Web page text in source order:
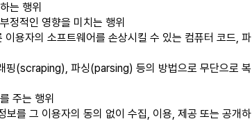
는 행위
정적인 영향을 미치는 행위
용자의 소프트웨어를 손상시킬 수 있는 컴퓨터 코드, 파
핑(scraping), 파싱(parsing) 등의 방법으로 무단으로 복
주는 행위
를 그 이용자의 동의 없이 수집, 이용, 제공 또는 공개하